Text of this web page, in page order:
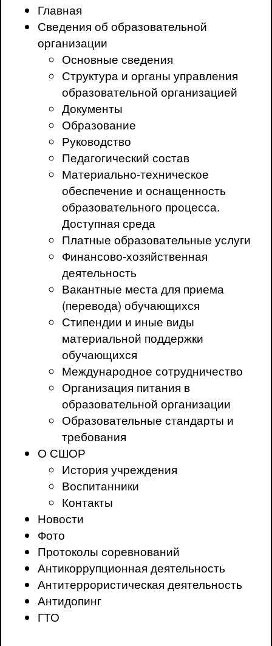
Главная
Сведения об образовательной
организации
Основные сведения
Структура и органы управления
образовательной организацией
Документы
Образование
Руководство
Педагогический состав
Материально-техническое
обеспечение и оснащенность
образовательного процесса.
Доступная среда
Платные образовательные услуги
Финансово-хозяйственная
деятельность
Вакантные места для приема
(перевода) обучающихся
Стипендии и иные виды
материальной поддержки
обучающихся
Международное сотрудничество
Организация питания в
образовательной организации
Образовательные стандарты и
требования
О СШОР
История учреждения
Воспитанники
Контакты
Новости
Фото
Протоколы соревнований
Антикоррупционная деятельность
Антитеррористическая деятельность
Антидопинг
ГТО